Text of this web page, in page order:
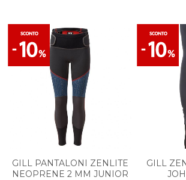
GILL PANTALONI ZENLITE
NEOPRENE 2 MM JUNIOR
GILL